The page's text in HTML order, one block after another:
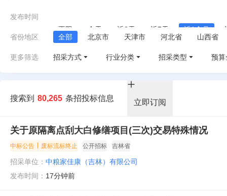
发布时间
不限
今天 近3天 近7天 近1个月
省份地区
全部 北京市 天津市 河北省 山西省
江西省 山东省 河南省 湖北省 湖南省
更多筛选 招采方式 行业分类 招采类型 预算
搜索到 80,265 条招投标信息 立即订阅
关于原隔离点刮大白修缮项目(三次)交易特殊情况
中标公告 废标流标终止 公开招标 吉林省
招采单位： 中粮家佳康（吉林）有限公司
发布时间： 17分钟前